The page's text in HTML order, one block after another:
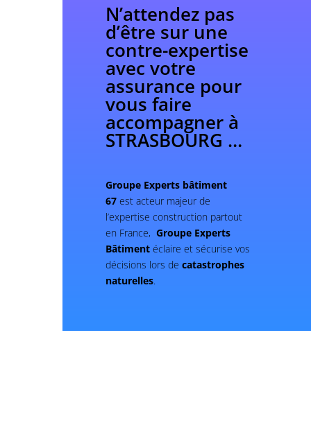
N’attendez pas
d’être sur une
contre-expertise
avec votre
assurance pour
vous faire
accompagner à
STRASBOURG …
Groupe Experts bâtiment
67 est acteur majeur de
l’expertise construction partout
en France, Groupe Experts
Bâtimentéclaire et sécurise vos
décisions lors de catastrophes
naturelles.